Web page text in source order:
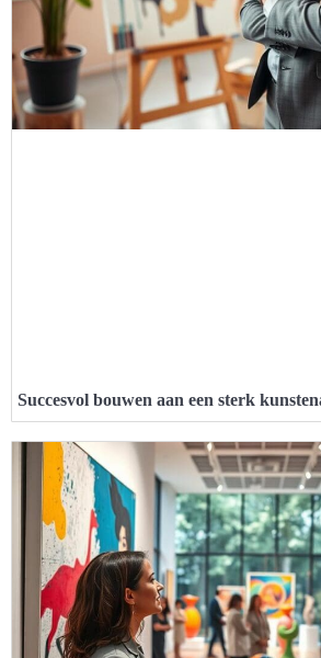
Succesvol bouwen aan een sterk